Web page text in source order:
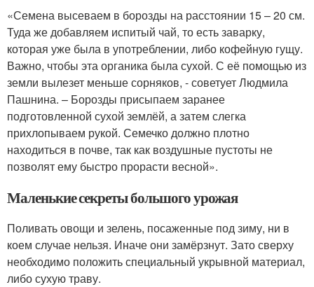
«Семена высеваем в борозды на расстоянии 15 – 20 см.
Туда же добавляем испитый чай, то есть заварку,
которая уже была в употреблении, либо кофейную гущу.
Важно, чтобы эта органика была сухой. С её помощью из
земли вылезет меньше сорняков, - советует Людмила
Пашнина. – Борозды присыпаем заранее
подготовленной сухой землёй, а затем слегка
прихлопываем рукой. Семечко должно плотно
находиться в почве, так как воздушные пустоты не
позволят ему быстро прорасти весной».
Маленькие секреты большого урожая
Поливать овощи и зелень, посаженные под зиму, ни в
коем случае нельзя. Иначе они замёрзнут. Зато сверху
необходимо положить специальный укрывной материал,
либо сухую траву.